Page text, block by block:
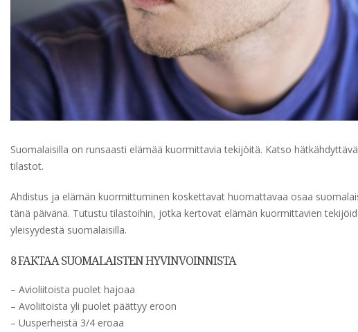
Suomalaisilla on runsaasti elämää kuormittavia tekijöitä. Katso
tilastot.
Ahdistus ja elämän kuormittuminen koskettavat huomattavaa osaa
tänä päivänä. Tutustu tilastoihin, jotka kertovat elämän kuormittavien
yleisyydestä suomalaisilla.
8 FAKTAA SUOMALAISTEN HYVINVOINNISTA
– Avioliitoista puolet hajoaa
– Avoliitoista yli puolet päättyy eroon
– Uusperheistä 3/4 eroaa